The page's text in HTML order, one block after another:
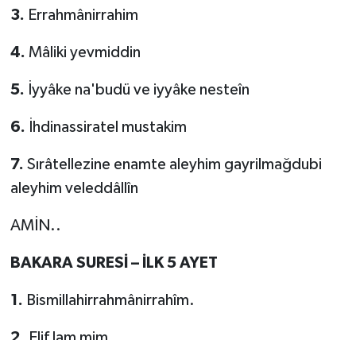
3. Errahmânirrahim
4. Mâliki yevmiddin
5. İyyâke na'budü ve iyyâke nesteîn
6. İhdinassiratel mustakim
7. Sırâtellezine enamte aleyhim gayrilmağdubi
aleyhim veleddâllîn
AMİN..
BAKARA SURESİ – İLK 5 AYET
1. Bismillahirrahmânirrahîm.